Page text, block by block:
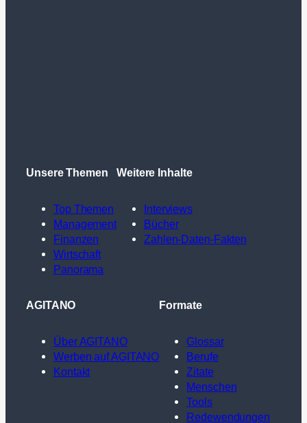
Unsere Themen
Top Themen
Management
Finanzen
Wirtschaft
Panorama
Weitere Inhalte
Interviews
Bücher
Zahlen-Daten-Fakten
AGITANO
Über AGITANO
Werben auf AGITANO
Kontakt
Formate
Glossar
Berufe
Zitate
Menschen
Tools
Redewendungen